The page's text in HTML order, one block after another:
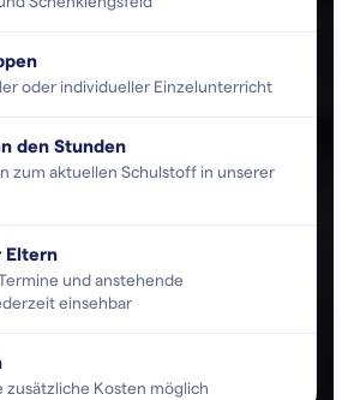
oder individueller Einzelunterricht
den Stunden
zum aktuellen Schulstoff in unserer
Eltern
und anstehende
einsehbar
zusätzliche Kosten möglich